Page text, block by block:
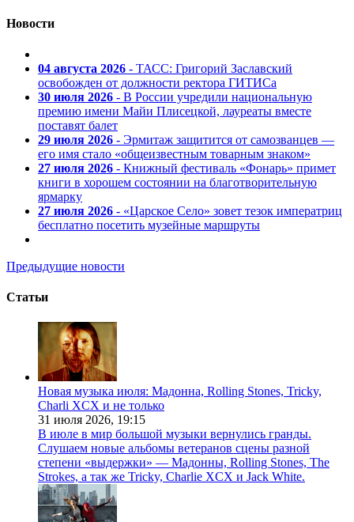
Новости
04 августа 2026 - ТАСС: Григорий Заславский
освобожден от должности ректора ГИТИСа
30 июля 2026 - В России учредили национальную
премию имени Майи Плисецкой, лауреаты вместе
поставят балет
29 июля 2026 - Эрмитаж защитится от самозванцев —
его имя стало «общеизвестным товарным знаком»
27 июля 2026 - Книжный фестиваль «Фонарь» примет
книги в хорошем состоянии на благотворительную
ярмарку
27 июля 2026 - «Царское Село» зовет тезок императриц
бесплатно посетить музейные маршруты
Предыдущие новости
Статьи
Новая музыка июля: Мадонна, Rolling Stones, Tricky,
Charli XCX и не только
31 июля 2026, 19:15
В июле в мир большой музыки вернулись гранды.
Слушаем новые альбомы ветеранов сцены разной
степени «выдержки» — Мадонны, Rolling Stones, The
Strokes, а так же Tricky, Charlie XCX и Jack White.